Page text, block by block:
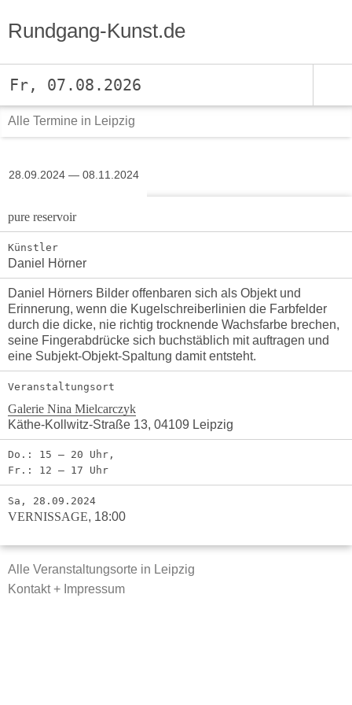
Rundgang-Kunst.de
Fr, 07.08.2026
Alle Termine in Leipzig
28.09.2024 — 08.11.2024
pure reservoir
Künstler
Daniel Hörner
Daniel Hörners Bilder offenbaren sich als Objekt und
Erinnerung, wenn die Kugelschreiberlinien die Farbfelder
durch die dicke, nie richtig trocknende Wachsfarbe brechen,
seine Fingerabdrücke sich buchstäblich mit auftragen und
eine Subjekt-Objekt-Spaltung damit entsteht.
Veranstaltungsort
Galerie Nina Mielcarczyk
Käthe-Kollwitz-Straße 13, 04109 Leipzig
Do.: 15 – 20 Uhr,
Fr.: 12 – 17 Uhr
Sa, 28.09.2024
VERNISSAGE, 18:00
Alle Veranstaltungsorte in Leipzig
Kontakt + Impressum